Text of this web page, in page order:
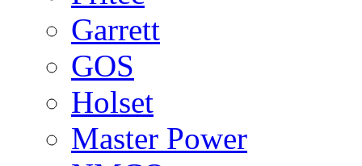
Garrett
GOS
Holset
Master Power